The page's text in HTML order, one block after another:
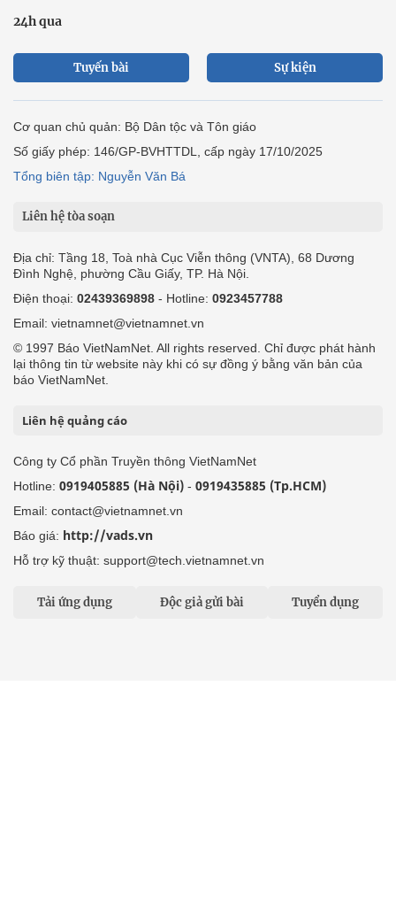
24h qua
Tuyến bài Sự kiện
Cơ quan chủ quản: Bộ Dân tộc và Tôn giáo
Số giấy phép: 146/GP-BVHTTDL, cấp ngày 17/10/2025
Tổng biên tập: Nguyễn Văn Bá
Liên hệ tòa soạn
Địa chỉ: Tầng 18, Toà nhà Cục Viễn thông (VNTA), 68 Dương
Đình Nghệ, phường Cầu Giấy, TP. Hà Nội.
Điện thoại: 02439369898 - Hotline: 0923457788
Email: vietnamnet@vietnamnet.vn
© 1997 Báo VietNamNet. All rights reserved. Chỉ được phát hành
lại thông tin từ website này khi có sự đồng ý bằng văn bản của
báo VietNamNet.
Liên hệ quảng cáo
Công ty Cổ phần Truyền thông VietNamNet
Hotline: 0919405885 (Hà Nội) - 0919435885 (Tp.HCM)
Email: contact@vietnamnet.vn
Báo giá: http://vads.vn
Hỗ trợ kỹ thuật: support@tech.vietnamnet.vn
Tải ứng dụng Độc giả gửi bài Tuyển dụng